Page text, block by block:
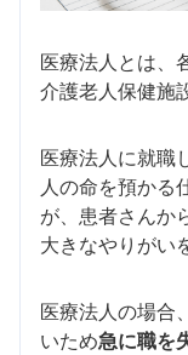
医療法人とは、
介護老人保健施
医療法人に就職
人の命を預かる
が、患者さんか
大きなやりがい
医療法人の場合
いため急に職を